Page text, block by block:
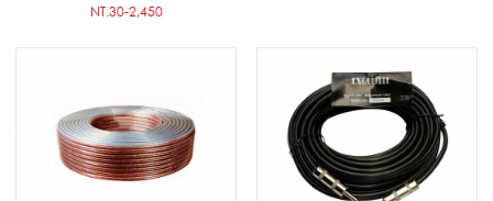
/
NT.30-2,450